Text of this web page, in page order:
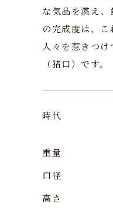
な気品を湛え
の完成度は、
人々を惹きつ
（猪口）です。
時代
重量
口径
高さ